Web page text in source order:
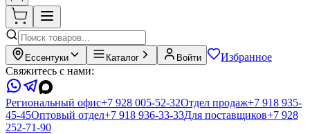
Ессентуки Каталог Войти
Избранное
Свяжитесь с нами:
Региональный офис+7 928 005-52-32Отдел продаж+7 918 935-
45-45Оптовый отдел+7 918 936-33-33Для поставщиков+7 928
252-71-90